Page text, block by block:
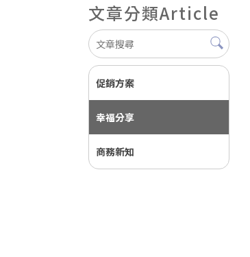
文章分類Article
促銷方案
幸福分享
商務新知